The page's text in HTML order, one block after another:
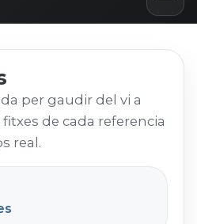
per gaudir del vi a
de cada referencia
real.